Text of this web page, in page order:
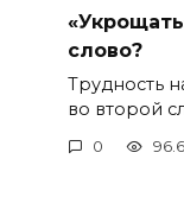
слово?
Трудность
во второй
0